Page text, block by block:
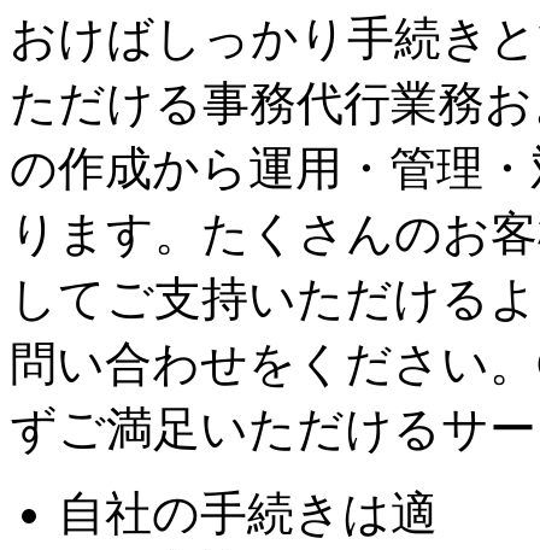
おけばしっかり手続き
ただける事務代行業務
の作成から運用・管理
ります。たくさんのお
してご支持いただける
問い合わせをください
ずご満足いただけるサ
自社の手続きは適